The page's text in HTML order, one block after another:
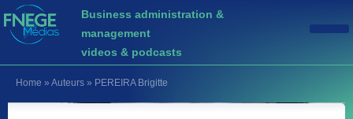
Business administration &
management
videos & podcasts
Home » Auteurs » PEREIRA Brigitte